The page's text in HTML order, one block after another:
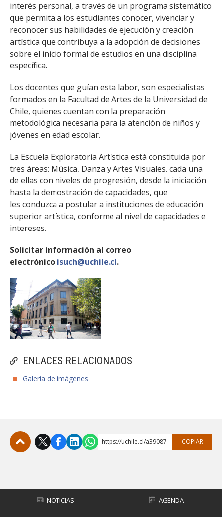
ENLACES RELACIONADOS
Galería de imágenes
interés personal, a través de un programa sistemático
que permita a los estudiantes conocer, vivenciar y
reconocer sus habilidades de ejecución y creación
artística que contribuya a la adopción de decisiones
sobre el inicio formal de estudios en una disciplina
específica.
Los docentes que guían esta labor, son especialistas
formados en la Facultad de Artes de la Universidad de
Chile, quienes cuentan con la preparación
metodológica necesaria para la atención de niños y
jóvenes en edad escolar.
La Escuela Exploratoria Artística está constituida por
tres áreas: Música, Danza y Artes Visuales, cada una
de ellas con niveles de progresión, desde la iniciación
hasta la demostración de capacidades, que
les conduzca a postular a instituciones de educación
superior artística, conforme al nivel de capacidades e
intereses.
Solicitar información al correo
electrónico isuch@uchile.cl.
https://uchile.cl/a39087 COPIAR
NOTICIAS AGENDA